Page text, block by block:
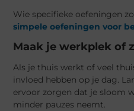
Wie specifieke oefeningen
simpele oefeningen voor
Maak je werkplek of
Als je thuis werkt of veel
invloed hebben op je dag.
ervoor zorgen dat je sloom
minder pauzes neemt.